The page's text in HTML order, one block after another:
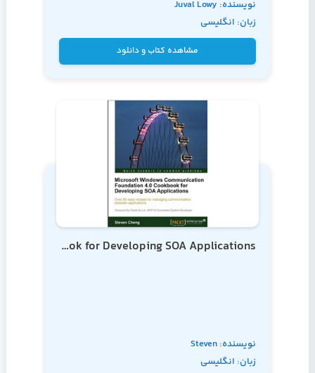
نویسنده: Juval Lowy
زبان: انگلیسی
مشاهده کتاب و دانلود
Microsoft Windows Communication Foundation 4.0 Cookbook for Developing SOA Applications
نویسنده: Steven
Cheng
زبان: انگلیسی